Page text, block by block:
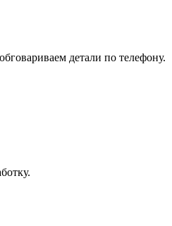
детали по телефону.